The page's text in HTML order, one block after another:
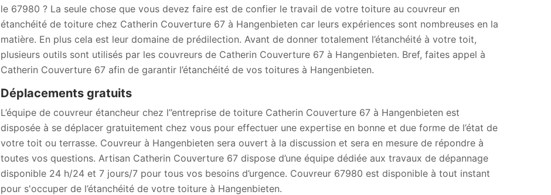
le 67980 ? La seule chose que vous devez faire est de confier le travail de votre toiture au couvreur en
étanchéité de toiture chez Catherin Couverture 67 à Hangenbieten car leurs expériences sont nombreuses en la
matière. En plus cela est leur domaine de prédilection. Avant de donner totalement l’étanchéité à votre toit,
plusieurs outils sont utilisés par les couvreurs de Catherin Couverture 67 à Hangenbieten. Bref, faites appel à
Catherin Couverture 67 afin de garantir l’étanchéité de vos toitures à Hangenbieten.
Déplacements gratuits
L’équipe de couvreur étancheur chez l’’entreprise de toiture Catherin Couverture 67 à Hangenbieten est
disposée à se déplacer gratuitement chez vous pour effectuer une expertise en bonne et due forme de l’état de
votre toit ou terrasse. Couvreur à Hangenbieten sera ouvert à la discussion et sera en mesure de répondre à
toutes vos questions. Artisan Catherin Couverture 67 dispose d’une équipe dédiée aux travaux de dépannage
disponible 24 h/24 et 7 jours/7 pour tous vos besoins d’urgence. Couvreur 67980 est disponible à tout instant
pour s'occuper de l’étanchéité de votre toiture à Hangenbieten.